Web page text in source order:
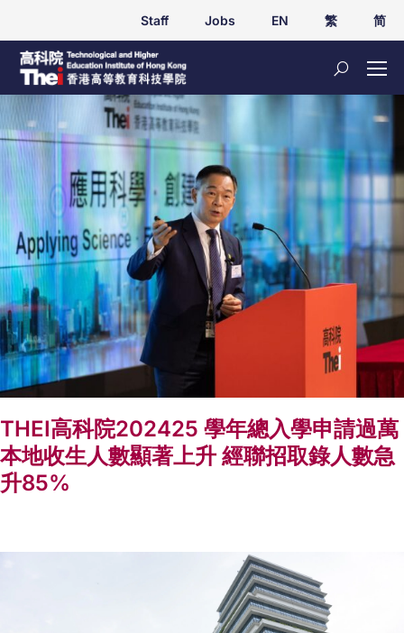
Staff Jobs EN 繁 简
THEI高科院202425 學年總入學申請過萬
本地收生人數顯著上升 經聯招取錄人數急
升85%